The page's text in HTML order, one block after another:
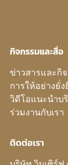
กิจกรรมและสื่อ
ข่าวสารและกิ
การให้อย่างยั่
วิดีโอแนะนำบ
ร่วมงานกับเรา
ติดต่อเรา